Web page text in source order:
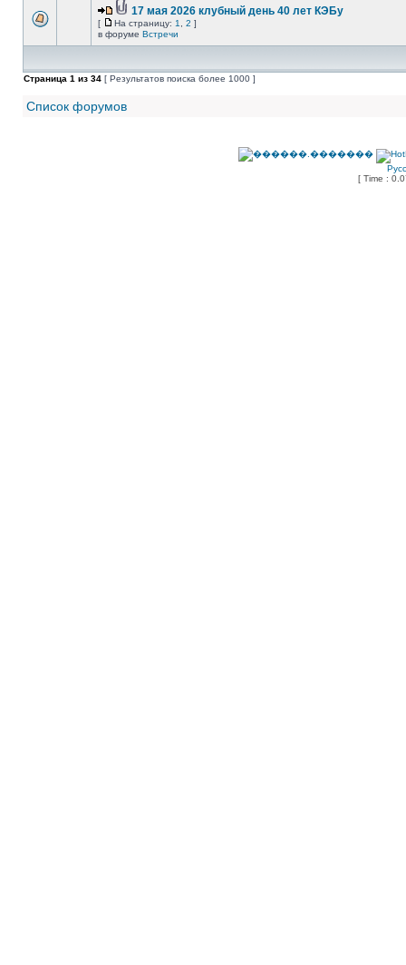
17 мая 2026 клубный день 40 лет КЭБу
[ На страницу: 1 2 ]
в форуме Встречи
Страница 1 из 34 [ Результатов поиска более 1000 ]
Список форумов
[ Time :